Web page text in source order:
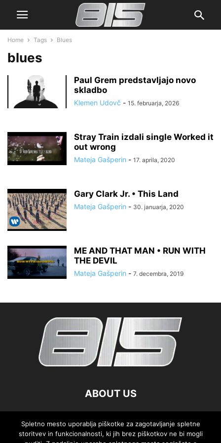
Home Tags Blues
blues
Paul Grem predstavljajo novo
skladbo
Klemen Udovč - 15. februarja, 2026
Stray Train izdali single Worked it
out wrong
Mateja Gašperin - 17. aprila, 2020
Gary Clark Jr. • This Land
Mateja Gašperin - 30. januarja, 2020
ME AND THAT MAN • RUN WITH
THE DEVIL
Mateja Gašperin - 7. decembra, 2019
ABOUT US
FOLLOW US
Spletno mesto uporablja piškotke za zagotavljanje spletne
storitvev in funkcionalnosti, ki jih brez piškotkov ne bi mogli